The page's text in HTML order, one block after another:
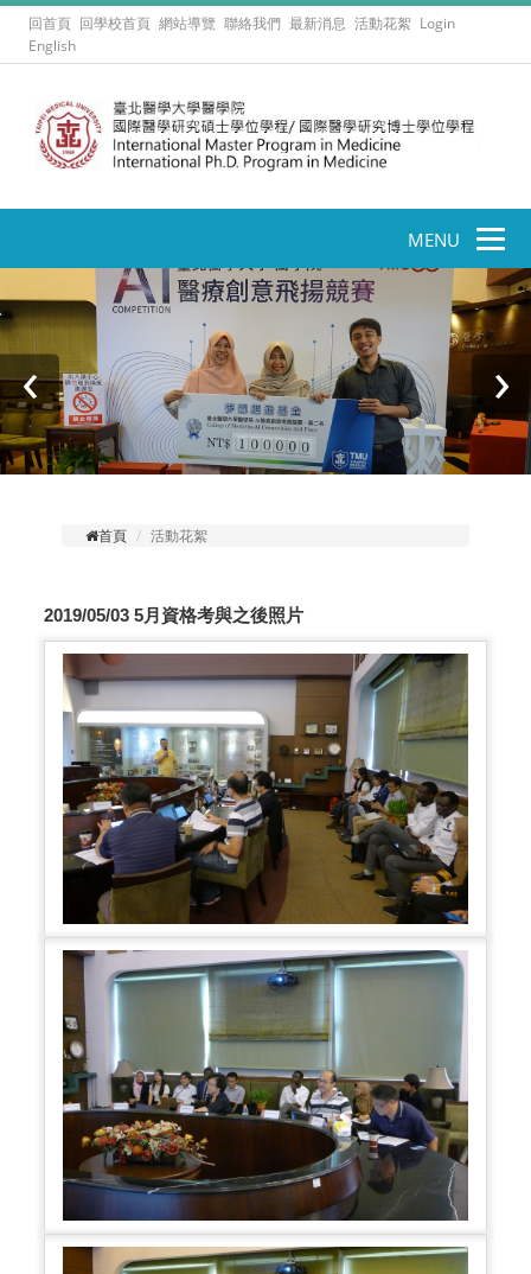
回首頁 回學校首頁 網站導覽 聯絡我們 最新消息 活動花絮 Login
English
MENU
‹ ›
首頁 活動花絮
2019/05/03 5月資格考與之後照片